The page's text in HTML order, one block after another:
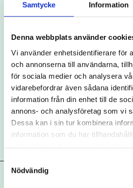
Samtycke Information
Denna webbplats använder
Vi använder enhetsidentifierare för
och annonserna till användarna,
för sociala medier och analysera
vidarebefordrar även sådana
information från din enhet till de
annons- och analysföretag som vi
Dessa kan i sin tur kombinera
information som du har
Samtyckesval
Nödvändig
Publicerad: 23 jan 2024
Ändrad: 31 okt 2024
Kategorier:
Marknadsföring